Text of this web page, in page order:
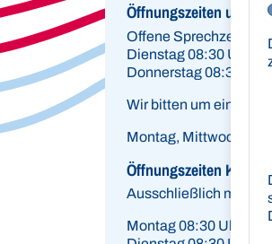
Öffnungszeiten und
Offene Sprechzeiten
Dienstag 08:30 Uhr -
Donnerstag 08:30 Uhr
Wir bitten um eine
Montag, Mittwoch,
Öffnungszeiten Kfz-
Ausschließlich mit
Montag 08:30 Uhr -